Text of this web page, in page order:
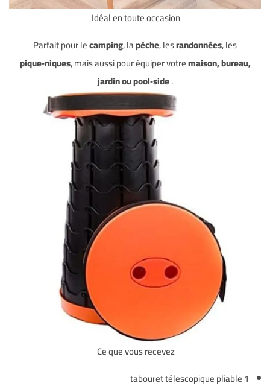
Idéal en toute occasion
Parfait pour lecamping, lapêche, lesrandonnées, les
pique‑niques, mais aussi pour équiper votremaison, bureau,
jardin ou pool‑side.
Ce que vous recevez
1 tabouret télescopique pliable